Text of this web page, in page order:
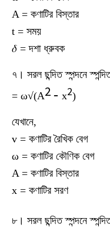
A = কণাটির বিস্তার
t = সময়
𝛿 = দশা ধ্রুবক
৭। সরল ছন্দিত স্পন্দনে
= ω√(A2- x2)
যেখানে,
v = কণাটির রৈখিক বেগ
ω = কণাটির কৌণিক বেগ
A = কণাটির বিস্তার
x = কণাটির সরণ
৮। সরল ছন্দিত স্পন্দনে